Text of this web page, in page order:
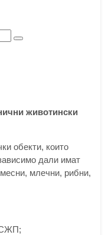
животински
обекти, които
дали имат
млечни, рибни,
СЖП;